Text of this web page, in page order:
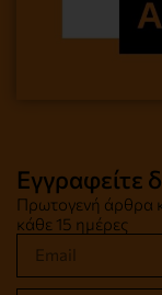
Εγγραφείτε
Πρωτογενή άρθρα
κάθε 15 ημέρες